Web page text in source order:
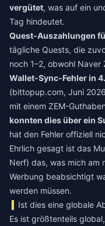
vergütet, was auf ein
Tag hindeutet.
Quest-Auszahlungen
tägliche Quests, die
noch 1–2, obwohl
Wallet-Sync-Fehler in
(bittopup.com, Juni
mit einem ZEM-
konnten dies über ein
hat den Fehler offiziell
Ehrlich gesagt ist das
Nerf) das, was mich am
Werbung beabsichtigt
werden müssen.
Ist dies eine globale
Es ist größtenteils